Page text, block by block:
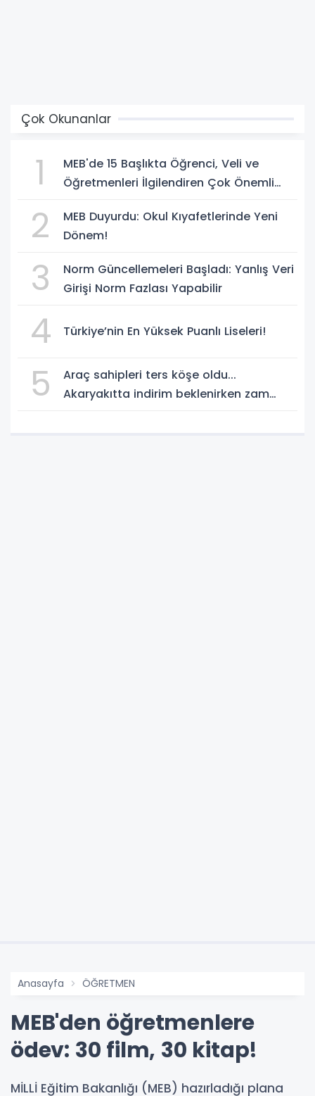
Çok Okunanlar
1
MEB'de 15 Başlıkta Öğrenci, Veli ve
Öğretmenleri İlgilendiren Çok Önemli
2
MEB Duyurdu: Okul Kıyafetlerinde Yeni
Dönem!
3
Norm Güncellemeleri Başladı: Yanlış Veri
Girişi Norm Fazlası Yapabilir
4 Türkiye’nin En Yüksek Puanlı Liseleri!
5
Araç sahipleri ters köşe oldu...
Akaryakıtta indirim beklenirken zam
Anasayfa ÖĞRETMEN
MEB'den öğretmenlere
ödev: 30 film, 30 kitap!
MİLLİ Eğitim Bakanlığı (MEB) hazırladığı plana